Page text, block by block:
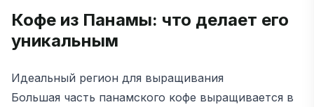
Кофе из Панамы: что делает его
уникальным
Идеальный регион для выращивания
Большая часть панамского кофе выращивается в